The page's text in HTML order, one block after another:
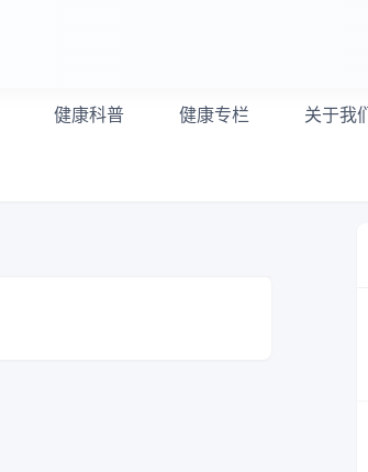
健康科普 健康专栏 关于我们